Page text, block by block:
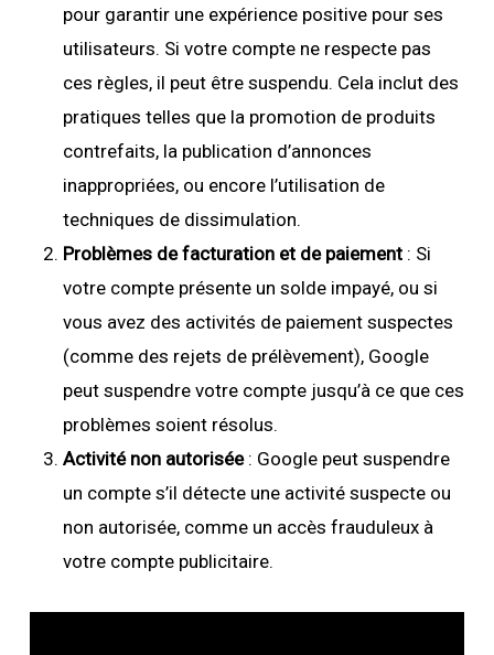
pour garantir une expérience positive pour ses
utilisateurs. Si votre compte ne respecte pas
ces règles, il peut être suspendu. Cela inclut des
pratiques telles que la promotion de produits
contrefaits, la publication d’annonces
inappropriées, ou encore l’utilisation de
techniques de dissimulation.
Problèmes de facturation et de paiement: Si
votre compte présente un solde impayé, ou si
vous avez des activités de paiement suspectes
(comme des rejets de prélèvement), Google
peut suspendre votre compte jusqu’à ce que ces
problèmes soient résolus.
Activité non autorisée: Google peut suspendre
un compte s’il détecte une activité suspecte ou
non autorisée, comme un accès frauduleux à
votre compte publicitaire.